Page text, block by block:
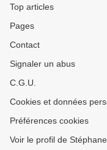
Top articles
Pages
Contact
Signaler un abus
C.G.U.
Cookies et données
Préférences cookies
Voir le profil de